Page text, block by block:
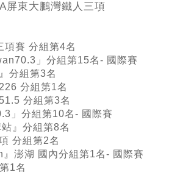
屏東大鵬灣鐵人三項
項賽 分組第4名
」分組第15名- 國際賽
分組第3名
分組第1名
分組第3名
」分組第10名- 國際賽
』分組第8名
分組第2名
』澎湖 國內分組第1名- 國際賽
1名